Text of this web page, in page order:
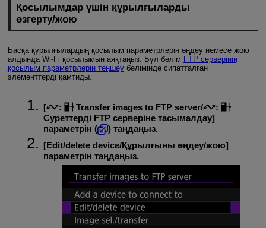
Қосылымдар үшін құрылғыларды
өзгерту/жою
Басқа құрылғылардың қосылым параметрлерін өңдеу немесе жою
алдында Wi-Fi қосылымын аяқтаңыз. Бұл бөлім FTP серверінің
қосылым параметрлерін теңшеубөлімінде сипатталған
элементтерді қамтиды.
[ : Transfer images to FTP server/
:
Суреттерді FTP серверіне тасымалдау]
параметрін (
) таңдаңыз.
[Edit/delete device/Құрылғыны өңдеу/жою]
параметрін таңдаңыз.